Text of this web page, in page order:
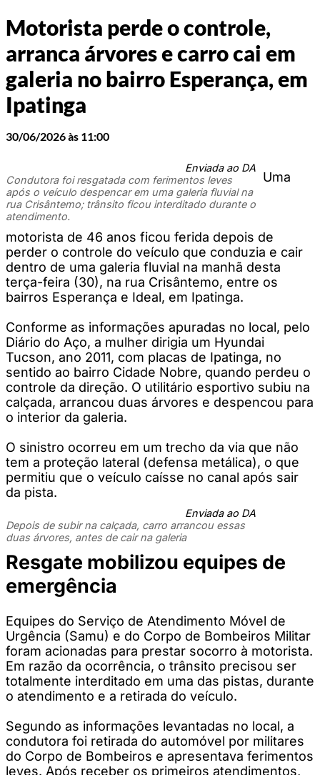
Motorista perde o controle,
arranca árvores e carro cai em
galeria no bairro Esperança, em
Ipatinga
30/06/2026 às 11:00
Enviada ao DA
Condutora foi resgatada com ferimentos leves
após o veículo despencar em uma galeria fluvial na
rua Crisântemo; trânsito ficou interditado durante o
atendimento.
Uma
motorista de 46 anos ficou ferida depois de
perder o controle do veículo que conduzia e cair
dentro de uma galeria fluvial na manhã desta
terça-feira (30), na rua Crisântemo, entre os
bairros Esperança e Ideal, em Ipatinga.
Conforme as informações apuradas no local, pelo
Diário do Aço, a mulher dirigia um Hyundai
Tucson, ano 2011, com placas de Ipatinga, no
sentido ao bairro Cidade Nobre, quando perdeu o
controle da direção. O utilitário esportivo subiu na
calçada, arrancou duas árvores e despencou para
o interior da galeria.
O sinistro ocorreu em um trecho da via que não
tem a proteção lateral (defensa metálica), o que
permitiu que o veículo caísse no canal após sair
da pista.
Enviada ao DA
Depois de subir na calçada, carro arrancou essas
duas árvores, antes de cair na galeria
Resgate mobilizou equipes de
emergência
Equipes do Serviço de Atendimento Móvel de
Urgência (Samu) e do Corpo de Bombeiros Militar
foram acionadas para prestar socorro à motorista.
Em razão da ocorrência, o trânsito precisou ser
totalmente interditado em uma das pistas, durante
o atendimento e a retirada do veículo.
Segundo as informações levantadas no local, a
condutora foi retirada do automóvel por militares
do Corpo de Bombeiros e apresentava ferimentos
leves. Após receber os primeiros atendimentos,